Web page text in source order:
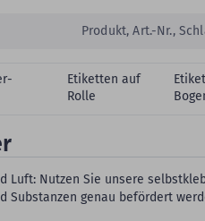
Etiketten auf
Rolle
Luft: Nutzen Sie unsere
Substanzen genau befördert